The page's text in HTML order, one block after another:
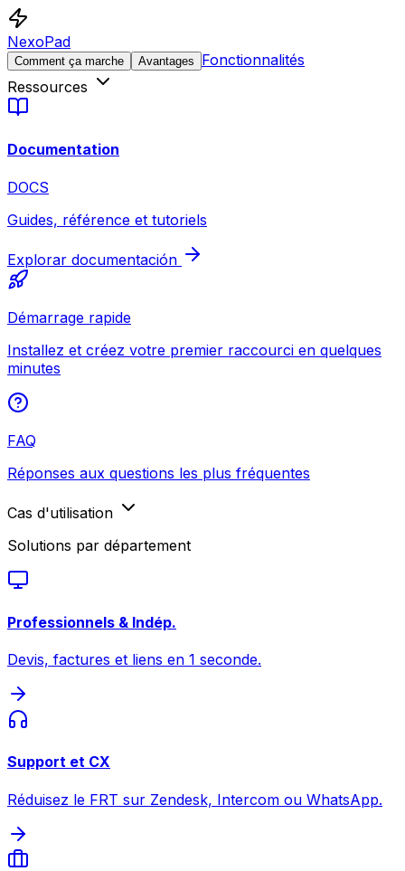
NexoPad
Comment ça marche Avantages
Fonctionnalités
Ressources
Documentation
DOCS
Guides, référence et tutoriels
Explorar documentación
Démarrage rapide
Installez et créez votre premier raccourci en quelques
minutes
FAQ
Réponses aux questions les plus fréquentes
Cas d'utilisation
Solutions par département
Professionnels & Indép.
Devis, factures et liens en 1 seconde.
Support et CX
Réduisez le FRT sur Zendesk, Intercom ou WhatsApp.